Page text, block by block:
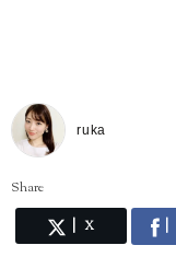
ruka
Share
X